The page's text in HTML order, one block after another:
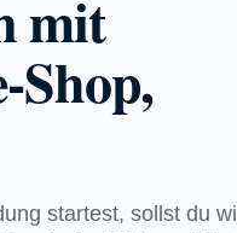
mit
Shop,
startest, sollst du